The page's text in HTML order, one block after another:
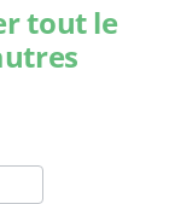
tout le